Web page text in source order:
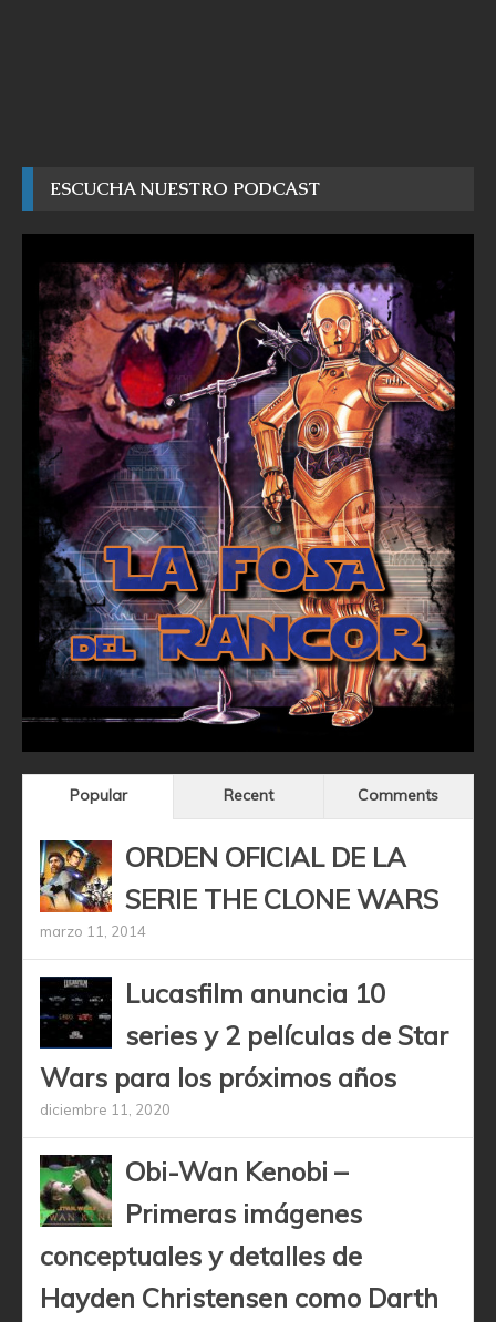
ESCUCHA NUESTRO PODCAST
Popular Recent Comments
ORDEN OFICIAL DE LA
SERIE THE CLONE WARS
marzo 11, 2014
Lucasfilm anuncia 10
series y 2 películas de Star
Wars para los próximos años
diciembre 11, 2020
Obi-Wan Kenobi –
Primeras imágenes
conceptuales y detalles de
Hayden Christensen como Darth